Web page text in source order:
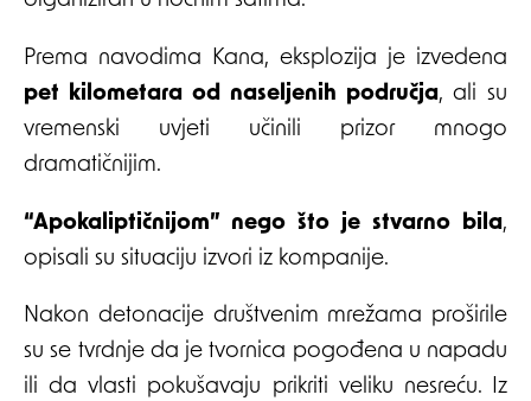
Prema navodima Kana, eksplozija je izvedena
pet kilometara od naseljenih područja, ali su
vremenski uvjeti učinili prizor mnogo
dramatičnijim.
“Apokaliptičnijom” nego što je stvarno bila,
opisali su situaciju izvori iz kompanije.
Nakon detonacije društvenim mrežama proširile
su se tvrdnje da je tvornica pogođena u napadu
ili da vlasti pokušavaju prikriti veliku nesreću. Iz